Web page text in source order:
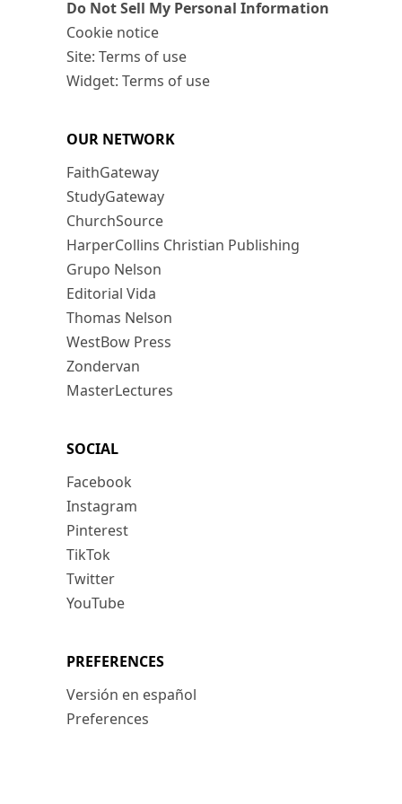
Do Not Sell My Personal Information
Cookie notice
Site: Terms of use
Widget: Terms of use
OUR NETWORK
FaithGateway
StudyGateway
ChurchSource
HarperCollins Christian Publishing
Grupo Nelson
Editorial Vida
Thomas Nelson
WestBow Press
Zondervan
MasterLectures
SOCIAL
Facebook
Instagram
Pinterest
TikTok
Twitter
YouTube
PREFERENCES
Versión en español
Preferences